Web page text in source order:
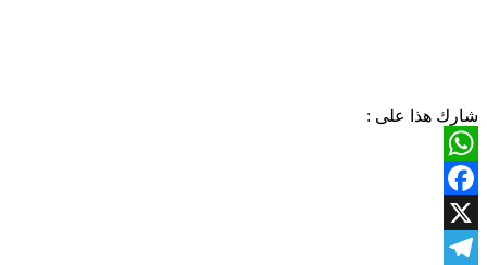
شارك هذا على :
WhatsApp
Facebook
X